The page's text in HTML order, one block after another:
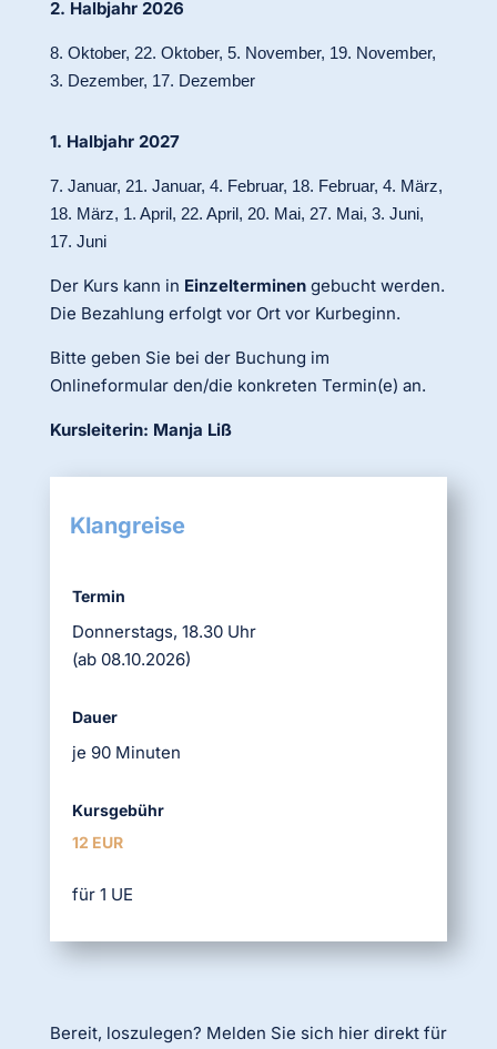
2. Halbjahr 2026
8. Oktober, 22. Oktober, 5. November, 19. November,
3. Dezember, 17. Dezember
1. Halbjahr 2027
7. Januar, 21. Januar, 4. Februar, 18. Februar, 4. März,
18. März, 1. April, 22. April, 20. Mai, 27. Mai, 3. Juni,
17. Juni
Der Kurs kann in Einzelterminen gebucht werden.
Die Bezahlung erfolgt vor Ort vor Kurbeginn.
Bitte geben Sie bei der Buchung im
Onlineformular den/die konkreten Termin(e) an.
Kursleiterin: Manja Liß
Klangreise
Termin
Donnerstags, 18.30 Uhr
(ab 08.10.2026)
Dauer
je 90 Minuten
Kursgebühr
12 EUR
für 1 UE
Bereit, loszulegen? Melden Sie sich hier direkt für